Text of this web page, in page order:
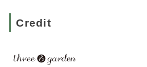
Credit